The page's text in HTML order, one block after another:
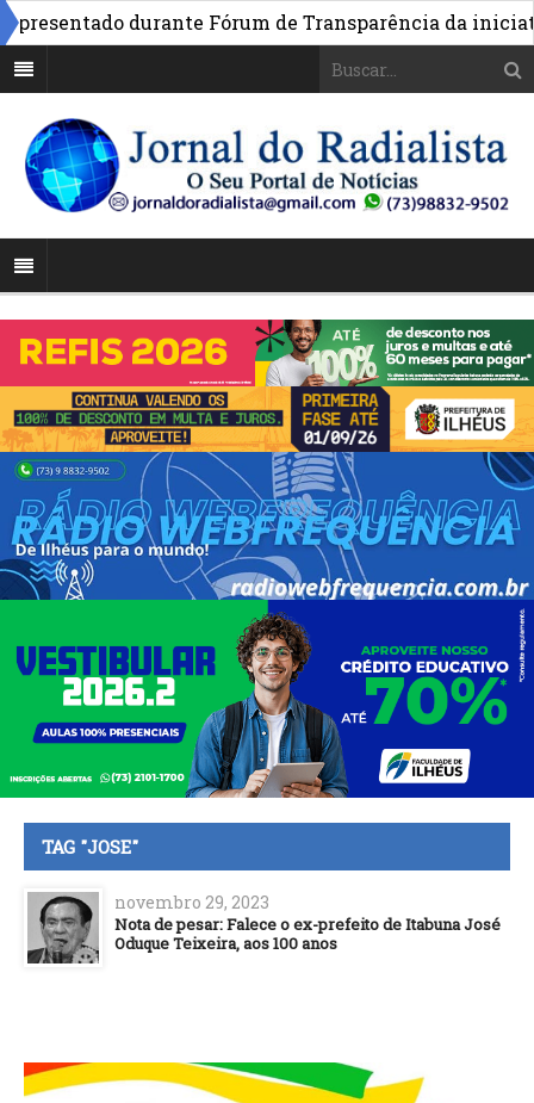
durante Fórum de Transparência da
TAG "JOSE"
novembro 29, 2023
Nota de pesar: Falece o ex-prefeito de Itabuna José
Oduque Teixeira, aos 100 anos